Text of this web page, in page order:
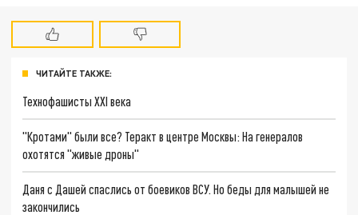
ЧИТАЙТЕ ТАКЖЕ:
Технофашисты XXI века
"Кротами" были все? Теракт в центре Москвы: На генералов
охотятся "живые дроны"
Даня с Дашей спаслись от боевиков ВСУ. Но беды для малышей не
закончились